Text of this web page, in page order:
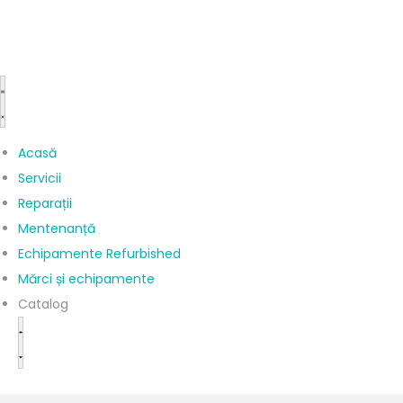
Acasă
Servicii
Reparații
Mentenanță
Echipamente Refurbished
Mărci și echipamente
Catalog